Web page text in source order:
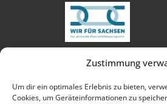
Zustimmung
Um dir ein optimales Erlebnis zu bieten,
Cookies, um Geräteinformationen zu
techn.